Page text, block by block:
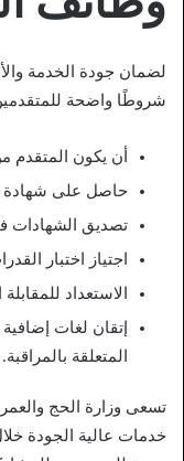
لضمان جودة الخدمة
شروطًا واضحة
أن يكون المتقدم
حاصل على شهادة
تصديق الشهادات
اجتياز اختبار
الاستعداد
إتقان لغات
المتعلقة بالمراقبة.
تسعى وزارة الحج
خدمات عالية الجودة